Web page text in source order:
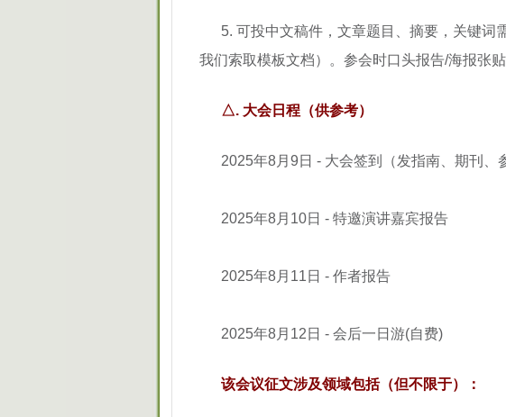
5. 可投中文稿件，文章题目、摘要，关键词
我们索取模板文档）。参会时口头报告/海报张
△. 大会日程（供参考）
2025年8月9日 - 大会签到（发指南、期刊、
2025年8月10日 - 特邀演讲嘉宾报告
2025年8月11日 - 作者报告
2025年8月12日 - 会后一日游(自费)
该会议征文涉及领域包括（但不限于）：